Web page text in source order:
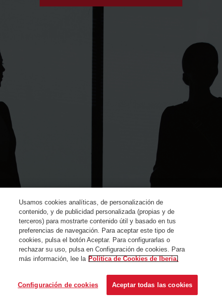
Usamos cookies analíticas, de personalización de
contenido, y de publicidad personalizada (propias y de
terceros) para mostrarte contenido útil y basado en tus
preferencias de navegación. Para aceptar este tipo de
cookies, pulsa el botón Aceptar. Para configurarlas o
rechazar su uso, pulsa en Configuración de cookies. Para
más información, lee la Política de Cookies de Iberia.
Configuración de cookies Aceptar todas las cookies